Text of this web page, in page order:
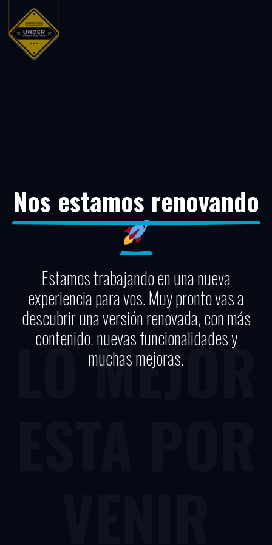
Nos estamos renovando
Estamos trabajando en una nueva
experiencia para vos. Muy pronto vas a
descubrir una versión renovada, con más
contenido, nuevas funcionalidades y
muchas mejoras.
LO MEJOR